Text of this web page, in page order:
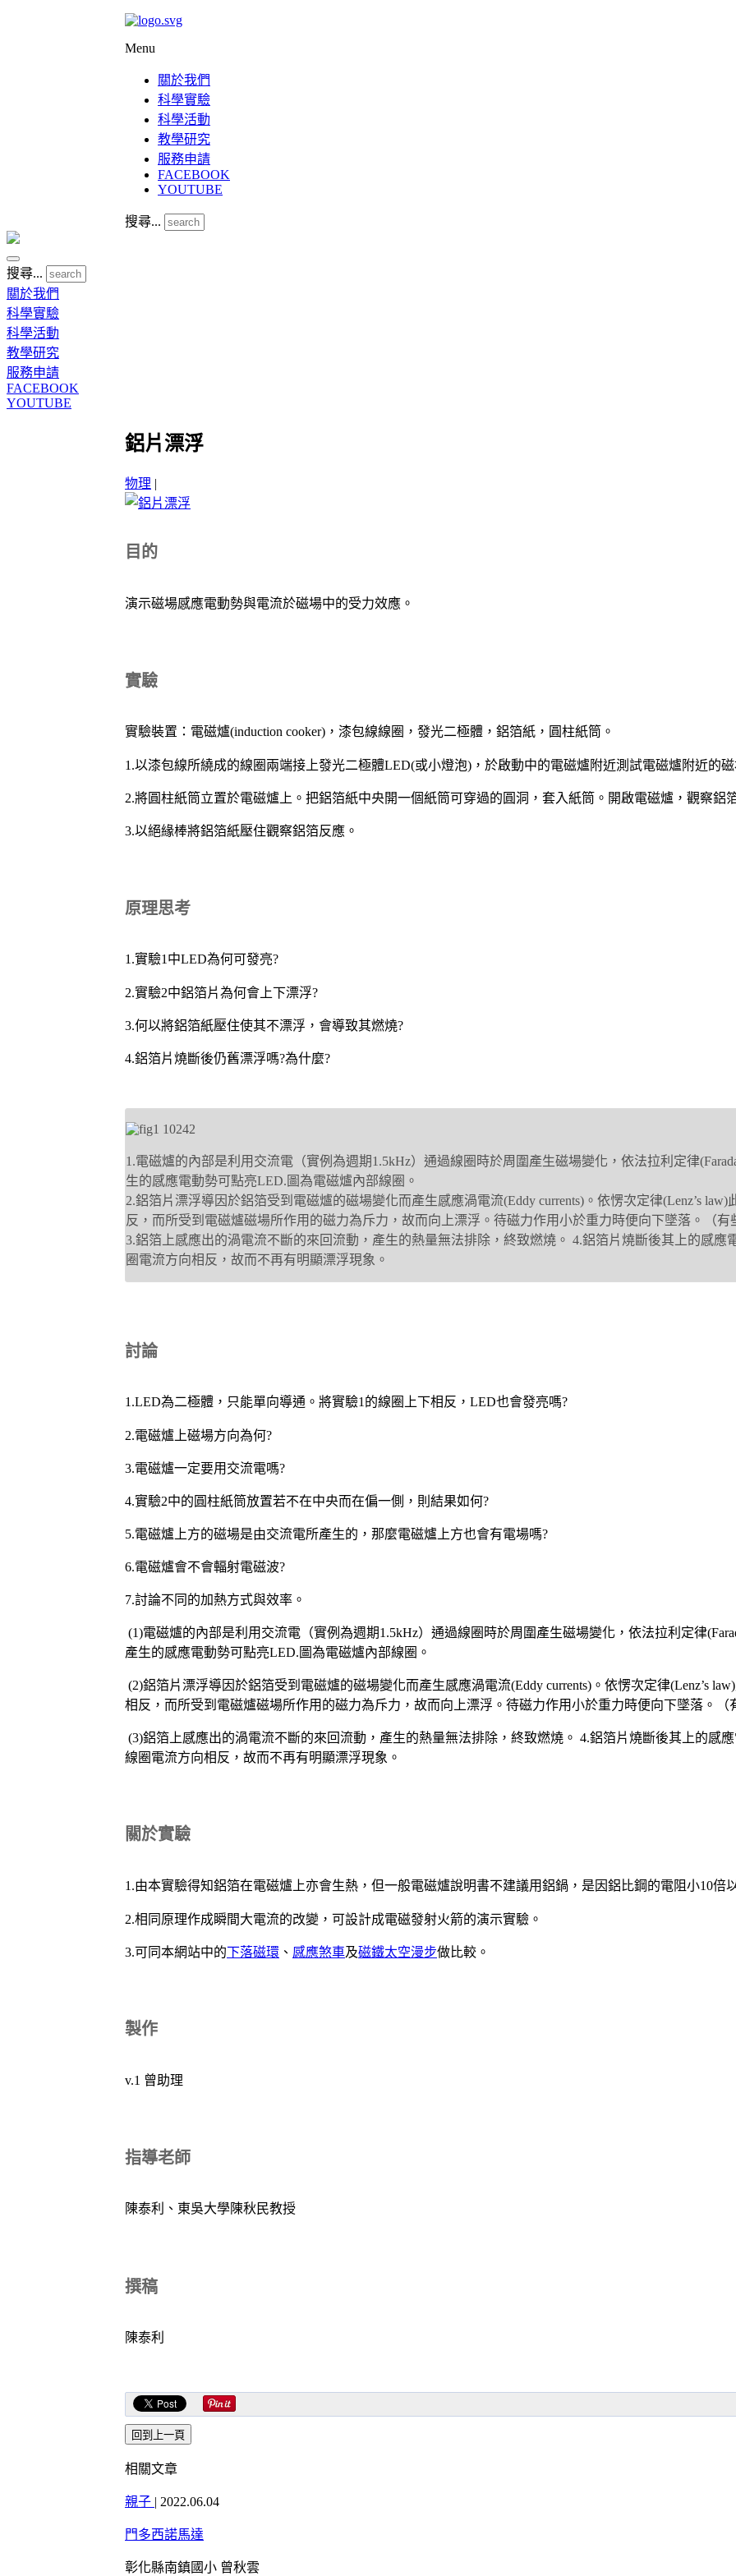
Menu
關於我們
科學實驗
科學活動
教學研究
服務申請
FACEBOOK
YOUTUBE
搜尋...
搜尋...
關於我們
科學實驗
科學活動
教學研究
服務申請
FACEBOOK
YOUTUBE
鋁片漂浮
物理 |
目的
演示磁場感應電動勢與電流於磁場中的受力效應。
實驗
實驗裝置：電磁爐(induction cooker)，漆包線線圈，發光二極體，鋁箔紙，圓柱紙筒。
1.以漆包線所繞成的線圈兩端接上發光二極體LED(或小燈泡)，於啟動中的電磁爐附近測試電磁爐附近的磁
2.將圓柱紙筒立置於電磁爐上。把鋁箔紙中央開一個紙筒可穿過的圓洞，套入紙筒。開啟電磁爐，觀察鋁
3.以絕緣棒將鋁箔紙壓住觀察鋁箔反應。
原理思考
1.實驗1中LED為何可發亮?
2.實驗2中鋁箔片為何會上下漂浮?
3.何以將鋁箔紙壓住使其不漂浮，會導致其燃燒?
4.鋁箔片燒斷後仍舊漂浮嗎?為什麼?
1.電磁爐的內部是利用交流電（實例為週期1.5kHz）通過線圈時於周圍產生磁場變化，依法拉利定律
生的感應電動勢可點亮LED.圖為電磁爐內部線圈。
2.鋁箔片漂浮導因於鋁箔受到電磁爐的磁場變化而產生感應渦電流(Eddy currents)。依愣次定律(Lenz’s
反，而所受到電磁爐磁場所作用的磁力為斥力，故而向上漂浮。待磁力作用小於重力時便向下墜落。（有
3.鋁箔上感應出的渦電流不斷的來回流動，產生的熱量無法排除，終致燃燒。 4.鋁箔片燒斷後其上的感應
圈電流方向相反，故而不再有明顯漂浮現象。
討論
1.LED為二極體，只能單向導通。將實驗1的線圈上下相反，LED也會發亮嗎?
2.電磁爐上磁場方向為何?
3.電磁爐一定要用交流電嗎?
4.實驗2中的圓柱紙筒放置若不在中央而在偏一側，則結果如何?
5.電磁爐上方的磁場是由交流電所產生的，那麼電磁爐上方也會有電場嗎?
6.電磁爐會不會輻射電磁波?
7.討論不同的加熱方式與效率。
(1)電磁爐的內部是利用交流電（實例為週期1.5kHz）通過線圈時於周圍產生磁場變化，依法拉利定律
產生的感應電動勢可點亮LED.圖為電磁爐內部線圈。
(2)鋁箔片漂浮導因於鋁箔受到電磁爐的磁場變化而產生感應渦電流(Eddy currents)。依愣次定律(Lenz’s
相反，而所受到電磁爐磁場所作用的磁力為斥力，故而向上漂浮。待磁力作用小於重力時便向下墜落。（
(3)鋁箔上感應出的渦電流不斷的來回流動，產生的熱量無法排除，終致燃燒。 4.鋁箔片燒斷後其上的感
線圈電流方向相反，故而不再有明顯漂浮現象。
關於實驗
1.由本實驗得知鋁箔在電磁爐上亦會生熱，但一般電磁爐說明書不建議用鋁鍋，是因鋁比鋼的電阻小10倍
2.相同原理作成瞬間大電流的改變，可設計成電磁發射火箭的演示實驗。
3.可同本網站中的下落磁環 、 感應煞車及磁鐵太空漫步做比較。
製作
v.1 曾助理
指導老師
陳泰利、東吳大學陳秋民教授
撰稿
陳泰利
相關文章
親子 | 2022.06.04
門多西諾馬達
彰化縣南鎮國小 曾秋雲